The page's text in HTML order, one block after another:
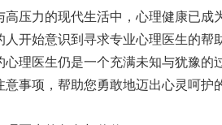
高压力的现代生活中，心理健康已成
人开始意识到寻求专业心理医生的帮
心理医生仍是一个充满未知与犹豫
意事项，帮助您勇敢地迈出心灵呵护